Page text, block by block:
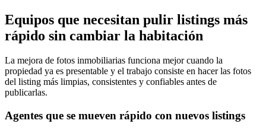
Equipos que necesitan pulir listings más
rápido sin cambiar la habitación
La mejora de fotos inmobiliarias funciona mejor cuando la
propiedad ya es presentable y el trabajo consiste en hacer las fotos
del listing más limpias, consistentes y confiables antes de
publicarlas.
Agentes que se mueven rápido con nuevos listings